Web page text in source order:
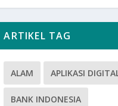
ARTIKEL TAG
ALAM APLIKASI
BANK INDONESIA